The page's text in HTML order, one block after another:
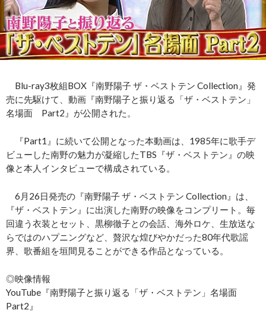
Blu-ray3枚組BOX『南野陽子 ザ・ベストテン Collection』発
売に先駆けて、動画『南野陽子と振り返る「ザ・ベストテン」
名場面 Part2』が公開された。
『Part1』に続いて公開となった本動画は、1985年に歌手デ
ビューした南野の魅力が凝縮したTBS『ザ・ベストテン』の映
像と本人インタビューで構成されている。
6月26日発売の『南野陽子 ザ・ベストテン Collection』は、
『ザ・ベストテン』に出演した南野の映像をコンプリート。毎
回違う衣装とセット、黒柳徹子との会話、海外ロケ、生放送な
らではのハプニングなど、贅沢な煌びやかだった80年代歌謡
界、歌番組を垣間見ることができる作品となっている。
◎映像情報
YouTube『南野陽子と振り返る「ザ・ベストテン」名場面
Part2』